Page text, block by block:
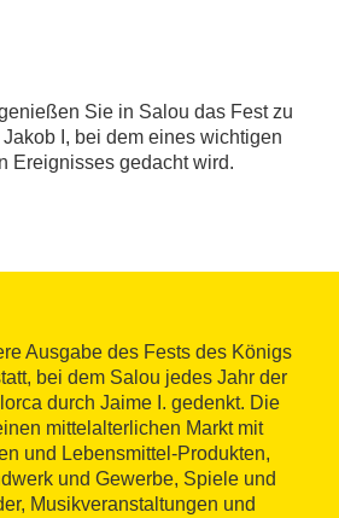
Sie in Salou das Fest zu
I, bei dem eines wichtigen
Ereignisses gedacht wird.
Ausgabe des Fests des Königs
bei dem Salou jedes Jahr der
durch Jaime I. gedenkt. Die
mittelalterlichen Markt mit
und Lebensmittel-Produkten,
und Gewerbe, Spiele und
Musikveranstaltungen und